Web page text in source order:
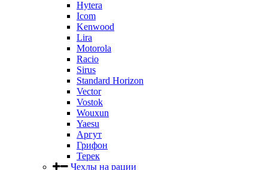
Hytera
Icom
Kenwood
Lira
Motorola
Racio
Sirus
Standard Horizon
Vector
Vostok
Wouxun
Yaesu
Аргут
Грифон
Терек
Чехлы на рации